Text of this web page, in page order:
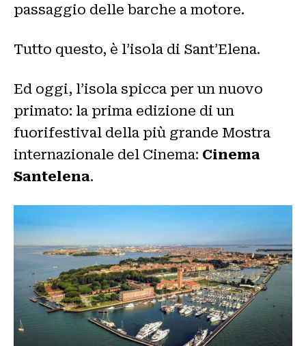
passaggio delle barche a motore.
Tutto questo, è l’isola di Sant’Elena.
Ed oggi, l’isola spicca per un nuovo
primato: la prima edizione di un
fuorifestival della più grande Mostra
internazionale del Cinema: Cinema
Santelena.